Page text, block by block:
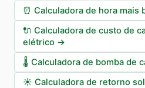
⏰ Calculadora de hora mais
🔌 Calculadora de custo de
elétrico →
🌡️ Calculadora de bomba de
☀️ Calculadora de retorno